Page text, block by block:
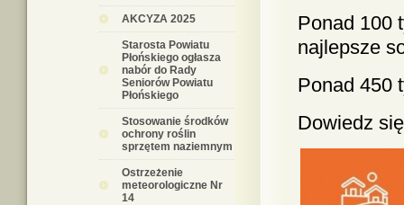
AKCYZA 2025
Starosta Powiatu
Płońskiego ogłasza
nabór do Rady
Seniorów Powiatu
Płońskiego
Stosowanie środków
ochrony roślin
sprzętem naziemnym
Ostrzeżenie
meteorologiczne Nr
14
Ponad 100
najlepsze
Ponad 450
Dowiedz